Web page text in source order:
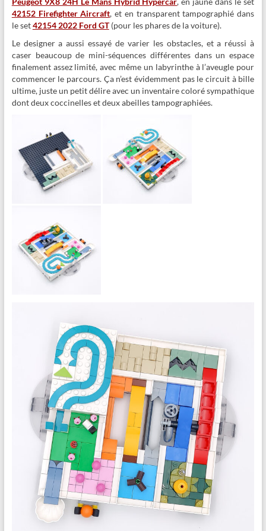
42152 Firefighter Aircraft, et en transparent tampographié dans
le set42154 2022 Ford GT(pour les phares de la voiture).
Le designer a aussi essayé de varier les obstacles, et a réussi à
caser beaucoup de mini-séquences différentes dans un espace
finalement assez limité, avec même un labyrinthe à l’aveugle pour
commencer le parcours. Ça n’est évidemment pas le circuit à bille
ultime, juste un petit délire avec un inventaire coloré sympathique
dont deux coccinelles et deux abeilles tampographiées.